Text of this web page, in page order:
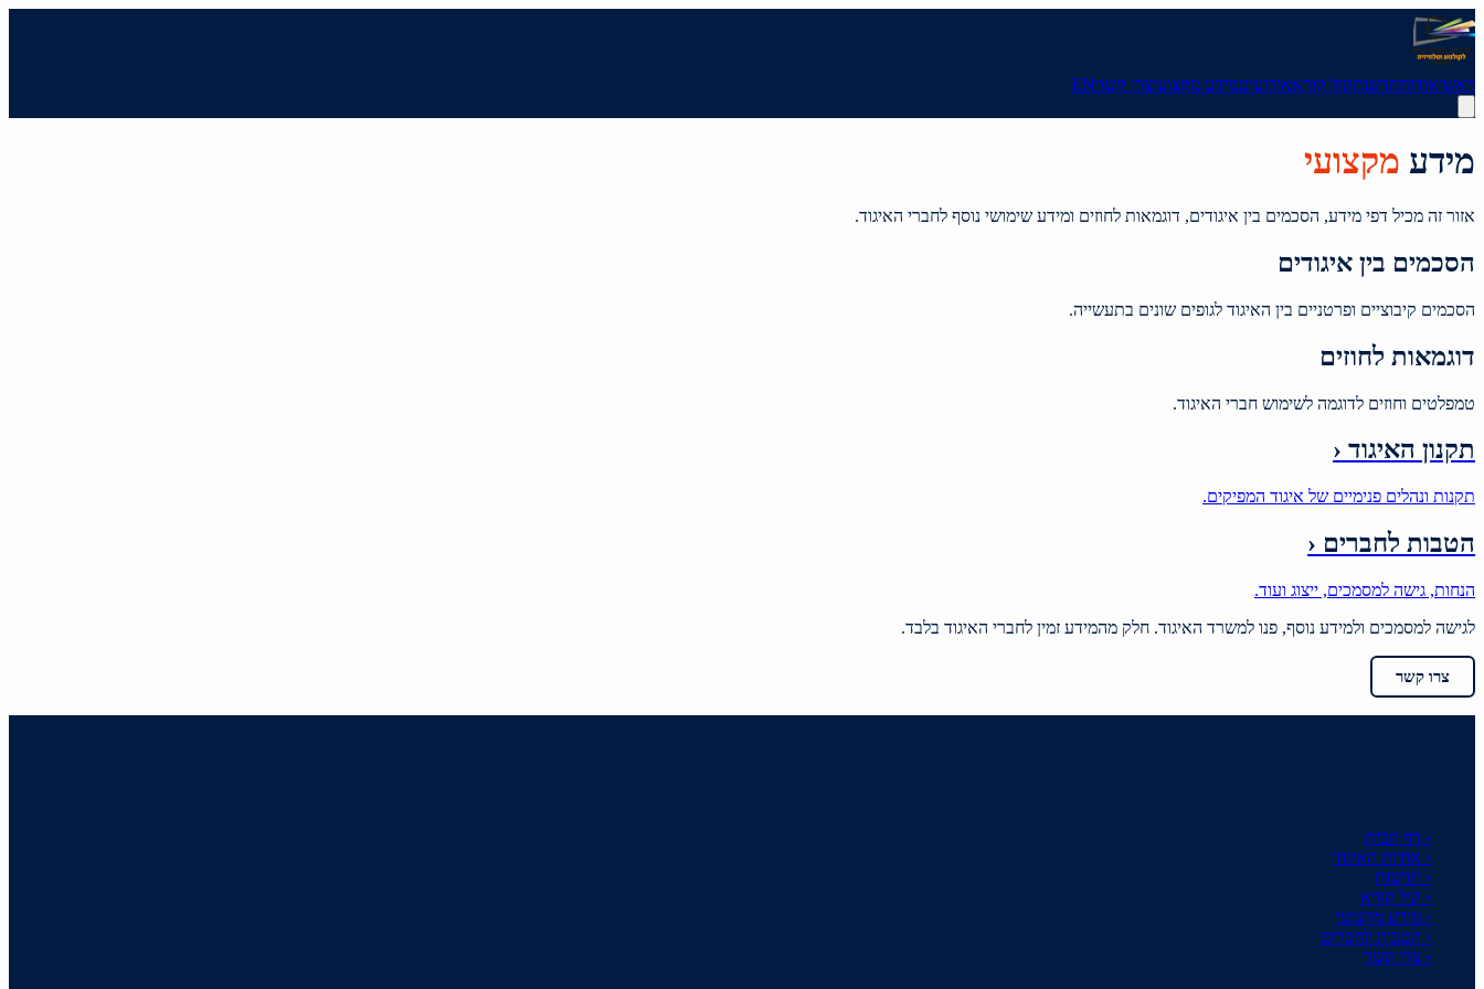
ראשיאודותחדשותקול קוראאירועיםמידע מקצועיצרו קשרEN
מידע מקצועי
אזור זה מכיל דפי מידע, הסכמים בין איגודים, דוגמאות לחוזים ומידע שימושי נוסף לחברי האיגוד.
הסכמים בין איגודים
הסכמים קיבוציים ופרטניים בין האיגוד לגופים שונים בתעשייה.
דוגמאות לחוזים
טמפלטים וחוזים לדוגמה לשימוש חברי האיגוד.
תקנון האיגוד ‹
תקנות ונהלים פנימיים של איגוד המפיקים.
הטבות לחברים ‹
הנחות, גישה למסמכים, ייצוג ועוד.
לגישה למסמכים ולמידע נוסף, פנו למשרד האיגוד. חלק מהמידע זמין לחברי האיגוד בלבד.
צרו קשר
› דף הבית
› אודות האיגוד
› חדשות
› קול קורא
› מידע מקצועי
› הטבות לחברים
› צרו קשר